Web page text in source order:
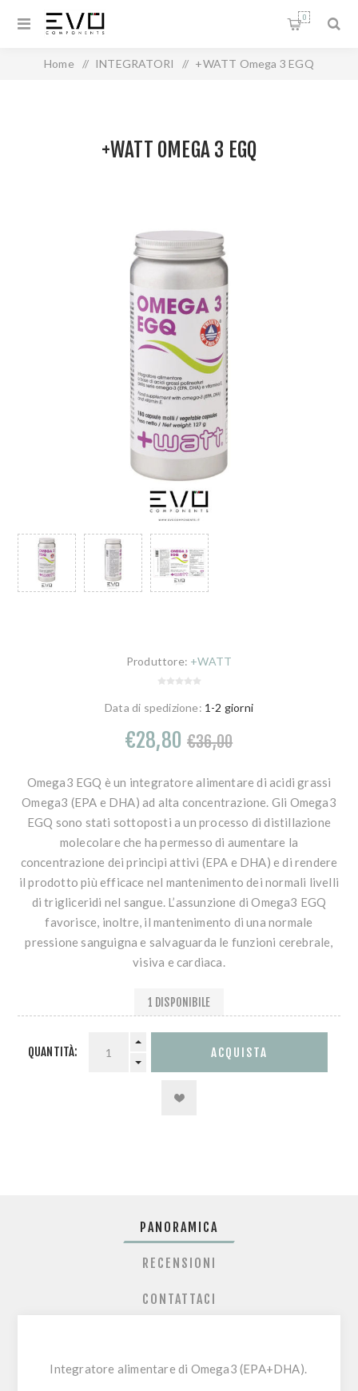
0
Home / INTEGRATORI / +WATT Omega 3 EGQ
+WATT OMEGA 3 EGQ
Produttore: +WATT
Data di spedizione: 1-2 giorni
€28,80 €36,00
Omega3 EGQ è un integratore alimentare di acidi grassi
Omega3 (EPA e DHA) ad alta concentrazione. Gli Omega3
EGQ sono stati sottoposti a un processo di distillazione
molecolare che ha permesso di aumentare la
concentrazione dei principi attivi (EPA e DHA) e di rendere
il prodotto più efficace nel mantenimento dei normali livelli
di trigliceridi nel sangue. L’assunzione di Omega3 EGQ
favorisce, inoltre, il mantenimento di una normale
pressione sanguigna e salvaguarda le funzioni cerebrale,
visiva e cardiaca.
1 DISPONIBILE
QUANTITÀ:
PANORAMICA
RECENSIONI
CONTATTACI
Integratore alimentare di Omega3 (EPA+DHA).